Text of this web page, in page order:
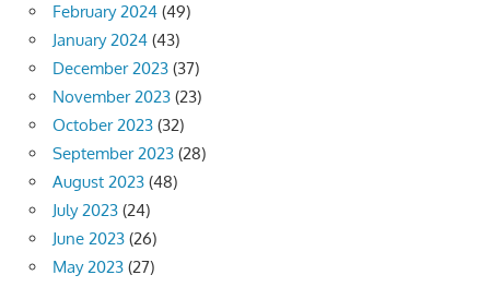
February 2024 (49)
January 2024 (43)
December 2023 (37)
November 2023 (23)
October 2023 (32)
September 2023 (28)
August 2023 (48)
July 2023 (24)
June 2023 (26)
May 2023 (27)